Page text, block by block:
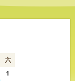
六
1